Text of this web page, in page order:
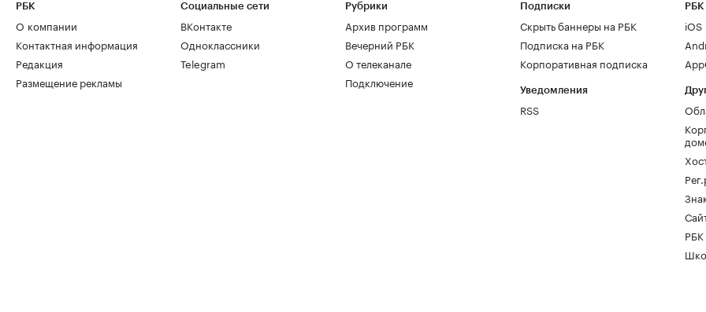
РБК
О компании
Контактная информация
Редакция
Размещение рекламы
Социальные сети
ВКонтакте
Одноклассники
Telegram
Рубрики
Архив программ
Вечерний РБК
О телеканале
Подключение
Подписки
Скрыть баннеры на РБК
Подписка на РБК
Корпоративная подписка
Уведомления
RSS
РБК
iOS